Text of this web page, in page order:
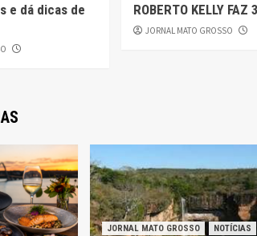
e dá dicas de
ROBERTO KELLY FAZ
JORNAL MATO GROSSO
JORNAL MATO GROSSO NOTÍCIAS